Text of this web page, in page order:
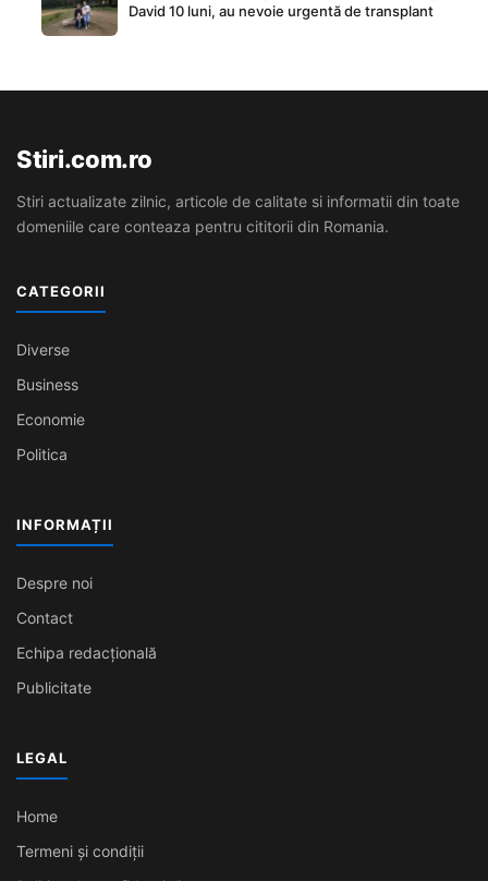
David 10 luni, au nevoie urgentă de transplant
Stiri.com.ro
Stiri actualizate zilnic, articole de calitate si informatii din toate
domeniile care conteaza pentru cititorii din Romania.
CATEGORII
Diverse
Business
Economie
Politica
INFORMAȚII
Despre noi
Contact
Echipa redacțională
Publicitate
LEGAL
Home
Termeni și condiții